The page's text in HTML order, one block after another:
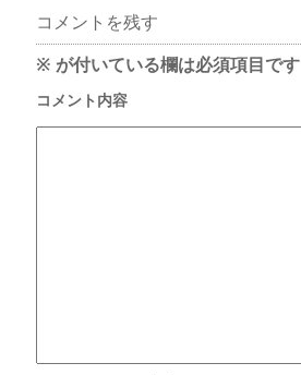
コメントを残す
※ が付いている欄は必須項目です